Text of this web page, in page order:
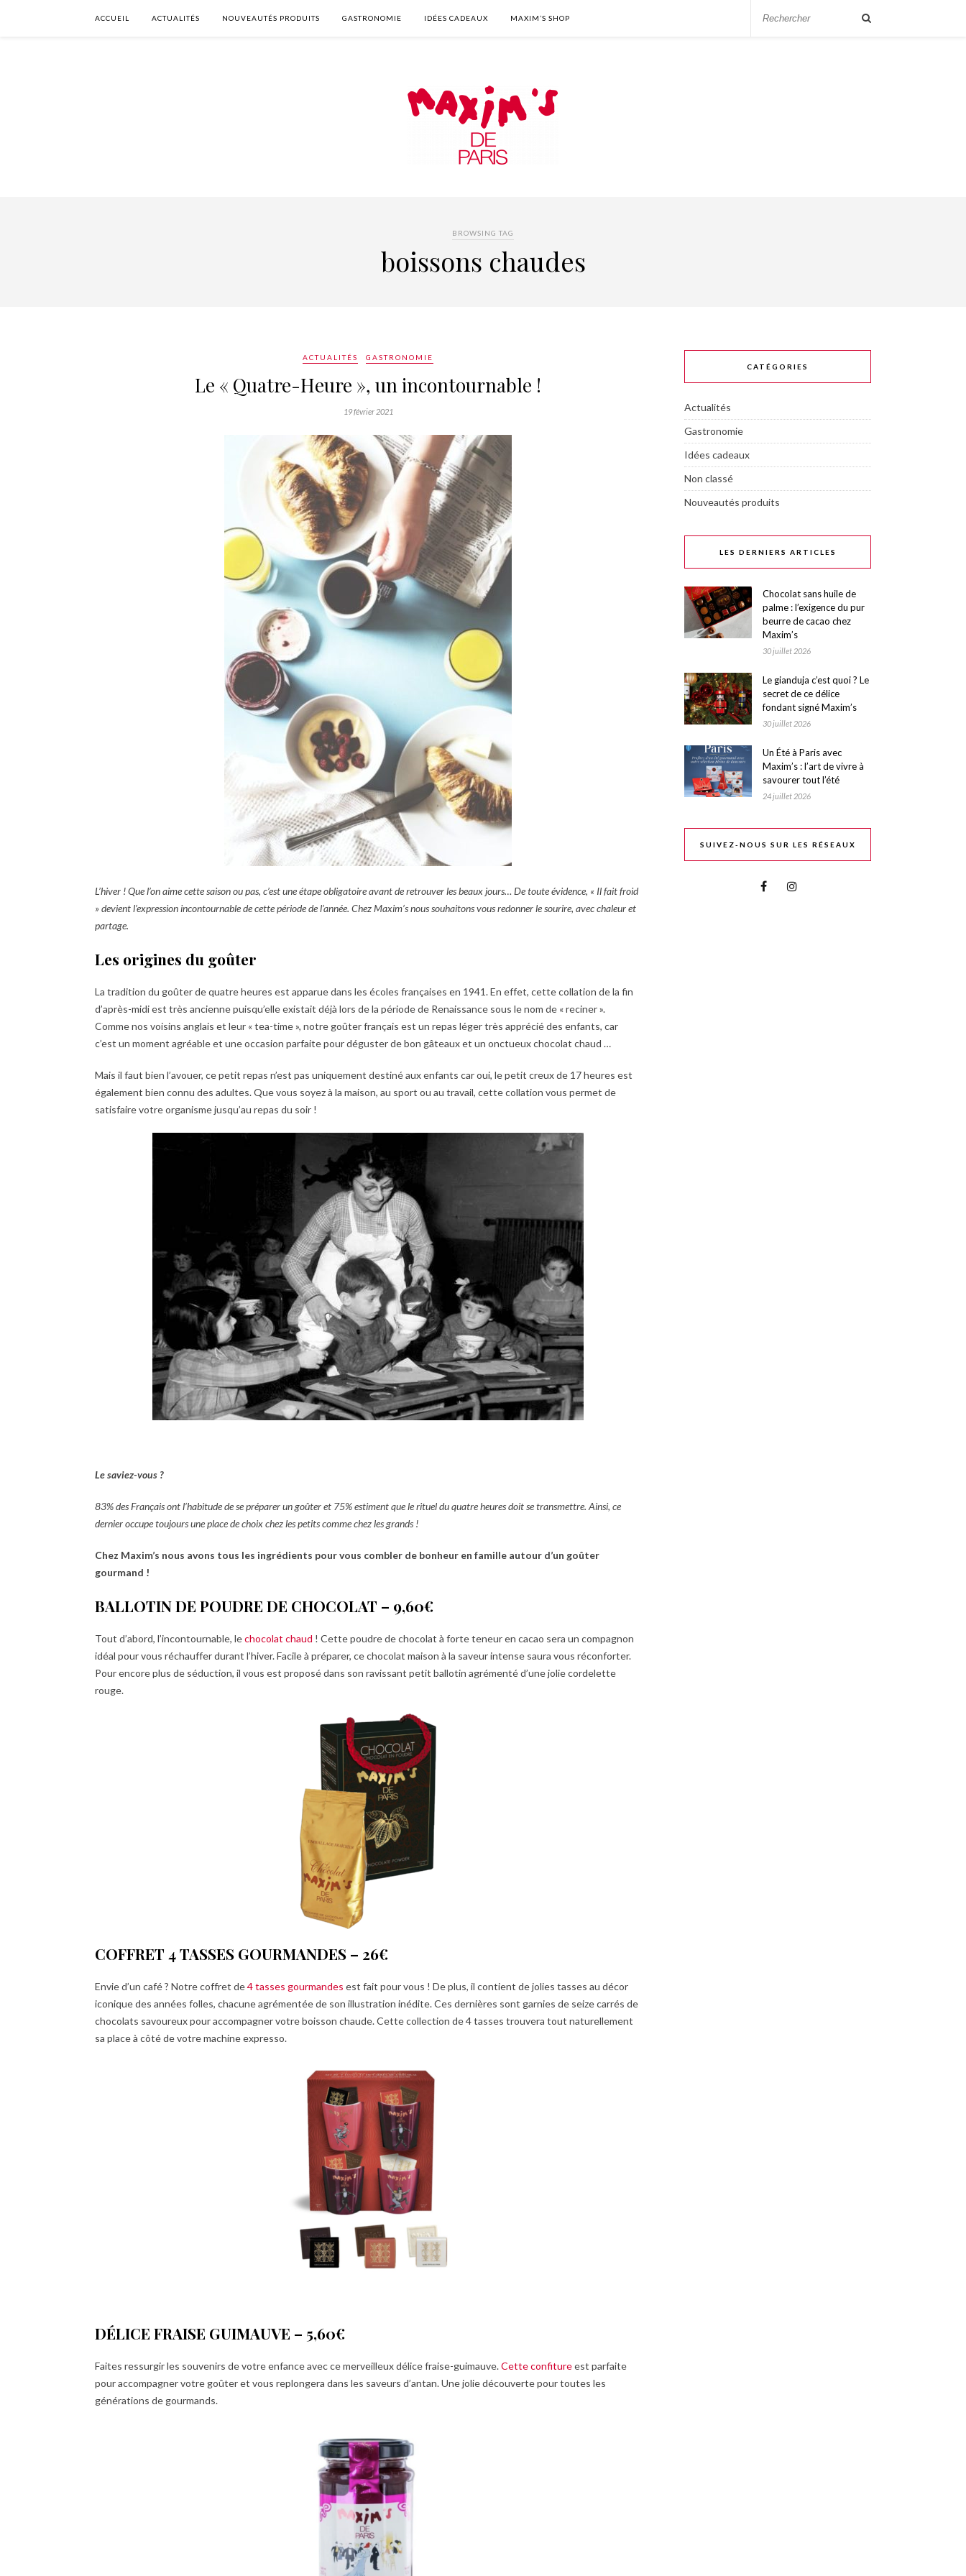
ACCUEIL ACTUALITÉS NOUVEAUTÉS PRODUITS GASTRONOMIE IDÉES CADEAUX MAXIM’S SHOP
BROWSING TAG
boissons chaudes
ACTUALITÉS GASTRONOMIE
Le « Quatre-Heure », un incontournable !
19 février 2021
L’hiver ! Que l’on aime cette saison ou pas, c’est une étape obligatoire avant de retrouver les beaux jours… De toute évidence, « Il fait froid
» devient l’expression incontournable de cette période de l’année. Chez Maxim’s nous souhaitons vous redonner le sourire, avec chaleur et
partage.
Les origines du goûter
La tradition du goûter de quatre heures est apparue dans les écoles françaises en 1941. En effet, cette collation de la fin
d’après-midi est très ancienne puisqu’elle existait déjà lors de la période de Renaissance sous le nom de « reciner ».
Comme nos voisins anglais et leur « tea-time », notre goûter français est un repas léger très apprécié des enfants, car
c’est un moment agréable et une occasion parfaite pour déguster de bon gâteaux et un onctueux chocolat chaud …
Mais il faut bien l’avouer, ce petit repas n’est pas uniquement destiné aux enfants car oui, le petit creux de 17 heures est
également bien connu des adultes. Que vous soyez à la maison, au sport ou au travail, cette collation vous permet de
satisfaire votre organisme jusqu’au repas du soir !
Le saviez-vous ?
83% des Français ont l’habitude de se préparer un goûter et 75% estiment que le rituel du quatre heures doit se transmettre. Ainsi, ce
dernier occupe toujours une place de choix chez les petits comme chez les grands !
Chez Maxim’s nous avons tous les ingrédients pour vous combler de bonheur en famille autour d’un goûter
gourmand !
BALLOTIN DE POUDRE DE CHOCOLAT – 9,60€
Tout d’abord, l’incontournable, lechocolat chaud ! Cette poudre de chocolat à forte teneur en cacao sera un compagnon
idéal pour vous réchauffer durant l’hiver. Facile à préparer, ce chocolat maison à la saveur intense saura vous réconforter.
Pour encore plus de séduction, il vous est proposé dans son ravissant petit ballotin agrémenté d’une jolie cordelette
rouge.
COFFRET 4 TASSES GOURMANDES – 26€
Envie d’un café ? Notre coffret de4 tasses gourmandes est fait pour vous ! De plus, il contient de jolies tasses au décor
iconique des années folles, chacune agrémentée de son illustration inédite. Ces dernières sont garnies de seize carrés de
chocolats savoureux pour accompagner votre boisson chaude. Cette collection de 4 tasses trouvera tout naturellement
sa place à côté de votre machine expresso.
DÉLICE FRAISE GUIMAUVE – 5,60€
Faites ressurgir les souvenirs de votre enfance avec ce merveilleux délice fraise-guimauve.Cette confitureest parfaite
pour accompagner votre goûter et vous replongera dans les saveurs d’antan. Une jolie découverte pour toutes les
générations de gourmands.
CATÉGORIES
Actualités
Gastronomie
Idées cadeaux
Non classé
Nouveautés produits
LES DERNIERS ARTICLES
Chocolat sans huile de
palme : l’exigence du pur
beurre de cacao chez
Maxim’s
30 juillet 2026
Le gianduja c’est quoi ? Le
secret de ce délice
fondant signé Maxim’s
30 juillet 2026
Un Été à Paris avec
Maxim’s : l’art de vivre à
savourer tout l’été
24 juillet 2026
SUIVEZ-NOUS SUR LES RÉSEAUX